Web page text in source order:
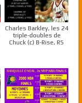
Charles Barkley, les 24
triple-doubles de
Chuck (c) B-Rise, RS